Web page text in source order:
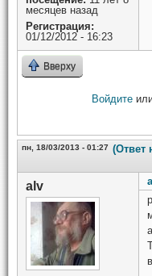
месяцев назад
Регистрация:
01/12/2012 - 16:23
Вверху
Войдите
пн, 18/03/2013 - 01:27 (Ответ
alv